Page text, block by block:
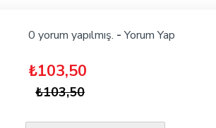
0 yorum yapılmış. - Yorum Yap
₺103,50
₺103,50